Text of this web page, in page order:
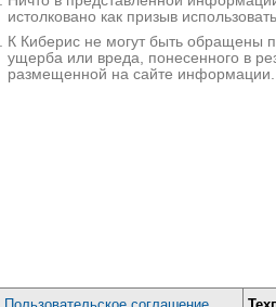
Клиника доктора Григоренко
Москва; ул. Волхонка, д. 6, стр. 5; м.
+7(499..показать
истолковано как призыв
К Киберис не могут быть обращены
ущерба или вреда, понесенного в
размещенной на сайте информации.